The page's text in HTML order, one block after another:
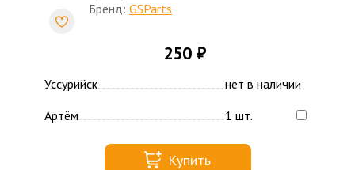
Бренд: GSParts
250 ₽
Уссурийск
нет в наличии
Артём
1 шт.
Купить